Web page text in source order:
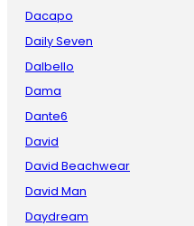
Dacapo
Daily Seven
Dalbello
Dama
Dante6
David
David Beachwear
David Man
Daydream